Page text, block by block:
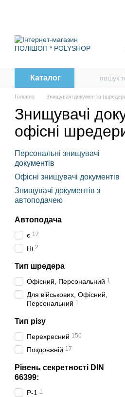
Каталог
Головна Знищувачі документів
Знищувачі
офісні
Персональні знищувачі
документів
Офісні знищувачі документів
Знищувачі документів з
автоподачею
Автоподача
є 17
Ні 2
Тип шредера
Офісний, Персональний 1
Для військових, Офісний,
Персональний 1
Тип різу
Перехресний 150
Поздовжній 17
Рівень секретності DIN
66399:
Р-1 1